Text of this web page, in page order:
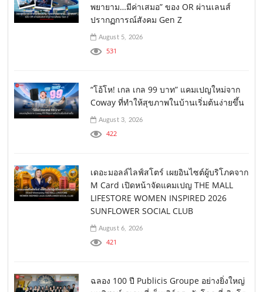
พยายาม…มีค่าเสมอ” ของ OR ผ่านเลนส์
ปรากฏการณ์สังคม Gen Z
August 5, 2026
531
“โอ้โห! เกล เกล 99 บาท” แคมเปญใหม่จาก
Coway ที่ทำให้สุขภาพในบ้านเริ่มต้นง่ายขึ้น
August 3, 2026
422
เดอะมอลล์ไลฟ์สโตร์ เผยอินไซต์ผู้บริโภคจาก
M Card เปิดหน้าจัดแคมเปญ THE MALL
LIFESTORE WOMEN INSPIRED 2026
SUNFLOWER SOCIAL CLUB
August 6, 2026
421
ฉลอง 100 ปี Publicis Groupe อย่างยิ่งใหญ่